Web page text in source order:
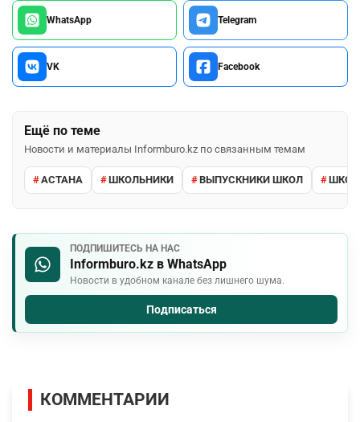
WhatsApp Telegram
VK Facebook
Ещё по теме
Новости и материалы Informburo.kz по связанным темам
АСТАНА ШКОЛЬНИКИ ВЫПУСКНИКИ ШКОЛ
ПОДПИШИТЕСЬ НА НАС
Informburo.kz в WhatsApp
Новости в удобном канале без лишнего шума.
Подписаться
КОММЕНТАРИИ